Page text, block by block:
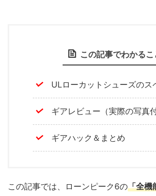
この記事でわかるこ
ULローカットシューズのス
ギアレビュー（実際の写真付
ギアハック＆まとめ
この記事では、ローンピーク6の「全機